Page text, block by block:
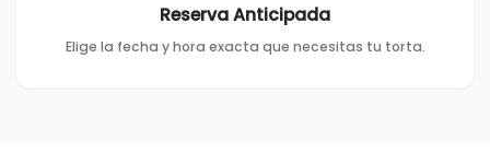
Reserva Anticipada
Elige la fecha y hora exacta que necesitas tu torta.